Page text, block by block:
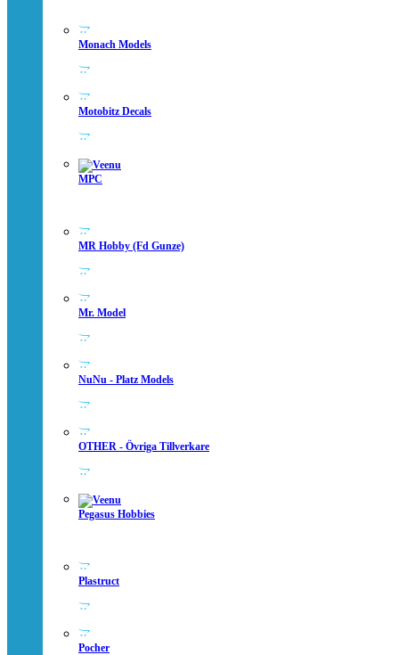
Monach Models
Motobitz Decals
MPC
MR Hobby (fd Gunze)
Mr. Model
NuNu - Platz Models
OTHER - Övriga Tillverkare
Pegasus Hobbies
Plastruct
Pocher